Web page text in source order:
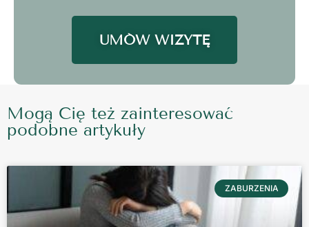
UMÓW WIZYTĘ
Mogą Cię też zainteresować
podobne artykuły
ZABURZENIA